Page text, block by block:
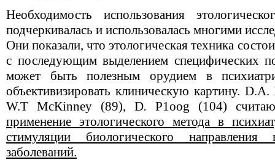
Необходимость использования
подчеркивалась и использовалась многими
Они показали, что этологическая техника
с последующим выделением специфических
может быть полезным орудием в
объективизировать клиническую картину.
W.Т МсКinney (89), D. Р1ооg (104)
применение этологического метода в
стимуляции биологического
заболеваний.